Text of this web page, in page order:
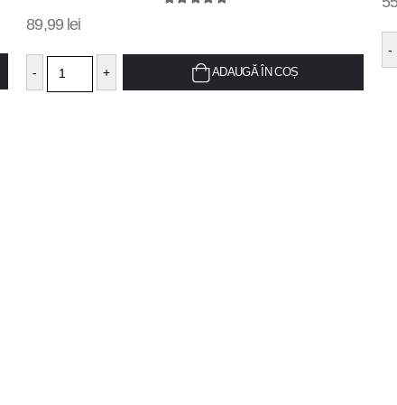
wishlist
89,99 lei
- + ADAUGĂ ÎN COȘ
-